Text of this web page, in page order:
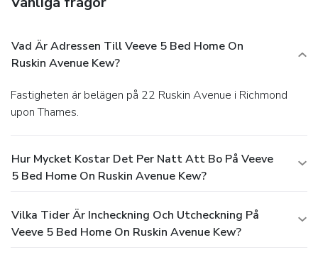
Vad Är Adressen Till Veeve 5 Bed Home On
Ruskin Avenue Kew?
Fastigheten är belägen på 22 Ruskin Avenue i Richmond
upon Thames.
Hur Mycket Kostar Det Per Natt Att Bo På Veeve
5 Bed Home On Ruskin Avenue Kew?
Vilka Tider Är Incheckning Och Utcheckning På
Veeve 5 Bed Home On Ruskin Avenue Kew?